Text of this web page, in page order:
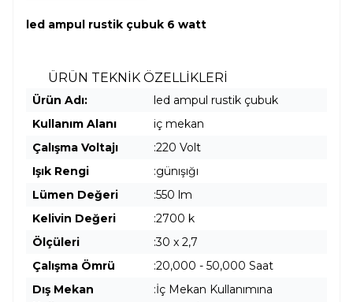
led ampul rustik çubuk 6 watt
ÜRÜN TEKNİK ÖZELLİKLERİ
Ürün Adı:
led ampul rustik çubuk
Kullanım Alanı
iç mekan
Çalışma Voltajı
:220 Volt
Işık Rengi
:günışığı
Lümen Değeri
:550 lm
Kelivin Değeri
:2700 k
Ölçüleri
:30 x 2,7
Çalışma Ömrü
:20,000 - 50,000 Saat
Dış Mekan
:İç Mekan Kullanımına